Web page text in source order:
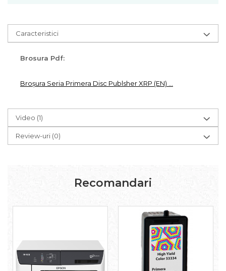
Caracteristici
Brosura Pdf:
Broșura Seria Primera Disc Publsher XRP (EN) ...
Video (1)
Review-uri (0)
Recomandari